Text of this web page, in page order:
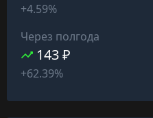
+4.59%
Через полгода
143 ₽
+62.39%